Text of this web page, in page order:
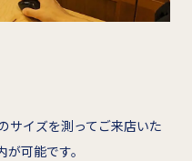
サイズを測ってご来店いた
可能です。